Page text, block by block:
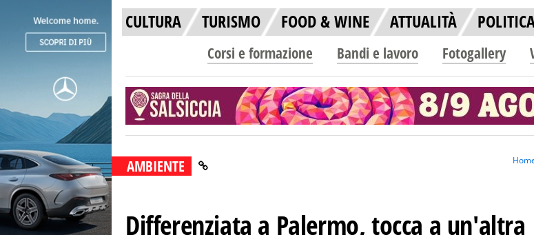
CULTURA TURISMO FOOD & WINE ATTUALITÀ
Corsi e formazione Bandi e lavoro Fotogallery
AMBIENTE
Differenziata a Palermo, tocca a un'altra